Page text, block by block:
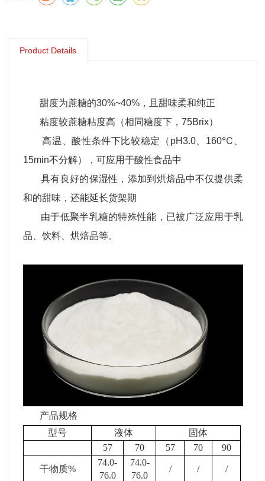
Product Details
甜度为蔗糖的30%~40%，且甜味柔和纯正
粘度较蔗糖粘度高（相同糖度下，75Brix）
高温、酸性条件下比较稳定（pH3.0、160℃、
15min不分解），可应用于酸性食品中
具有良好的保湿性，添加到烘焙品中不仅提供柔
和的甜味，还能延长货架期
由于低聚半乳糖的特殊性能，已被广泛应用于乳
品、饮料、烘焙品等。
产品规格
型号
液体
固体
57
70 57 70 90
干物质%
74.0-
76.0
74.0-
76.0
/ / /